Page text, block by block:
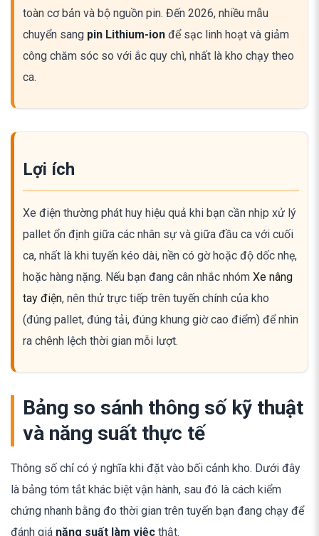
toàn cơ bản và bộ nguồn pin. Đến 2026, nhiều mẫu
chuyển sang pin Lithium-ion để sạc linh hoạt và giảm
công chăm sóc so với ắc quy chì, nhất là kho chạy theo
ca.
Lợi ích
Xe điện thường phát huy hiệu quả khi bạn cần nhịp xử lý
pallet ổn định giữa các nhân sự và giữa đầu ca với cuối
ca, nhất là khi tuyến kéo dài, nền có gờ hoặc độ dốc nhẹ,
hoặc hàng nặng. Nếu bạn đang cân nhắc nhóm Xe nâng
tay điện, nên thử trực tiếp trên tuyến chính của kho
(đúng pallet, đúng tải, đúng khung giờ cao điểm) để nhìn
ra chênh lệch thời gian mỗi lượt.
Bảng so sánh thông số kỹ thuật
và năng suất thực tế
Thông số chỉ có ý nghĩa khi đặt vào bối cảnh kho. Dưới đây
là bảng tóm tắt khác biệt vận hành, sau đó là cách kiểm
chứng nhanh bằng đo thời gian trên tuyến bạn đang chạy để
đánh giá năng suất làm việc thật.